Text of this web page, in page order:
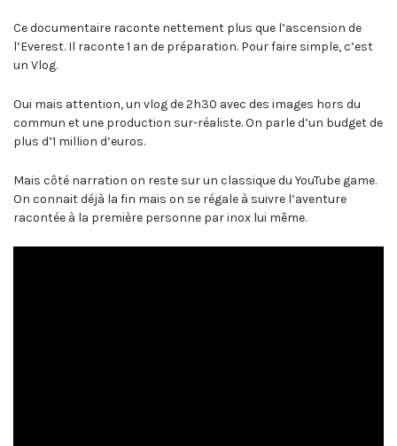
Ce documentaire raconte nettement plus que l’ascension de
l’Everest. Il raconte 1 an de préparation. Pour faire simple, c’est
un Vlog.
Oui mais attention, un vlog de 2h30 avec des images hors du
commun et une production sur-réaliste. On parle d’un budget de
plus d’1 million d’euros.
Mais côté narration on reste sur un classique du YouTube game.
On connait déjà la fin mais on se régale à suivre l’aventure
racontée à la première personne par inox lui même.